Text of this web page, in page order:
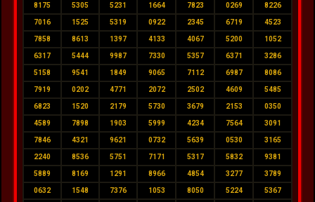
8175 5305 5231 1664 7823 0269 8226
7016 1525 5319 0922 2345 6719 4523
7858 8613 1397 4133 4067 5200 1052
6317 5444 9987 7330 5357 6371 3286
5158 9541 1849 9065 7112 6987 8086
7919 0202 4771 2072 2502 4609 5485
6823 1520 2179 5730 3679 2153 0350
4589 7898 1903 5999 4234 7564 3091
7846 4321 9621 0732 5639 0530 3165
2240 8536 5751 7171 5317 5832 9381
5889 8169 1291 8966 4854 3277 3789
0632 1548 7376 1053 8050 5224 5367